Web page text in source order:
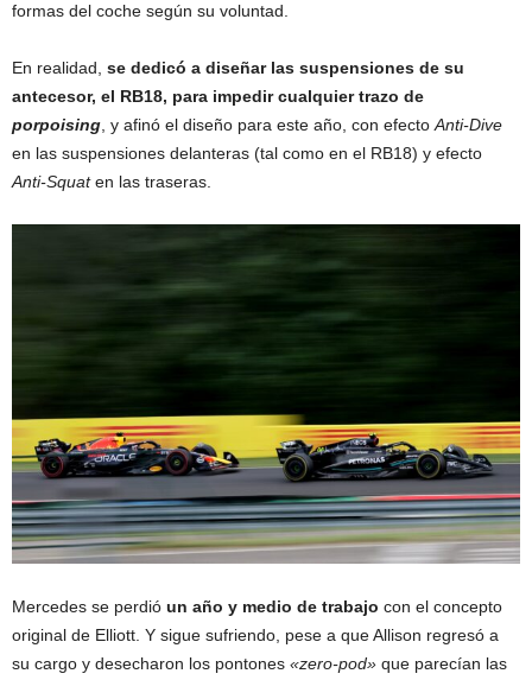
formas del coche según su voluntad.
En realidad, se dedicó a diseñar las suspensiones de su
antecesor, el RB18, para impedir cualquier trazo de
porpoising, y afinó el diseño para este año, con efectoAnti-Dive
en las suspensiones delanteras (tal como en el RB18) y efecto
Anti-Squaten las traseras.
Mercedes se perdió un año y medio de trabajo con el concepto
original de Elliott. Y sigue sufriendo, pese a que Allison regresó a
su cargo y desecharon los pontones «zero-pod» que parecían las